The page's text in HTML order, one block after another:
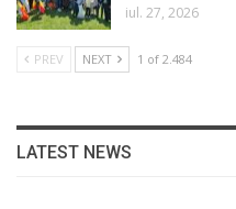
iul. 27, 2026
PREV NEXT 1 of 2.484
LATEST NEWS